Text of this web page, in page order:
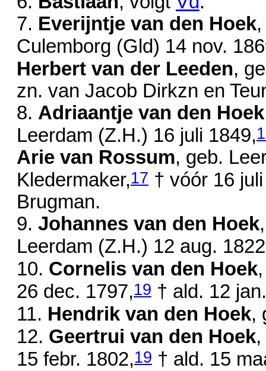
7. Everijntje van den Hoek
Culemborg (Gld) 14 nov.
Herbert van der Leeden,
zn. van Jacob Dirkzn en
8. Adriaantje van den Hoek
Leerdam (Z.H.) 16 juli 1849,
Arie van Rossum, geb.
Kledermaker,17 † vóór 16
Brugman.
9. Johannes van den Hoek
Leerdam (Z.H.) 12 aug. 1822
10. Cornelis van den Hoek
26 dec. 1797,19 † ald. 12
11. Hendrik van den Hoek,
12. Geertrui van den Hoek
15 febr. 1802,19 † ald. 15